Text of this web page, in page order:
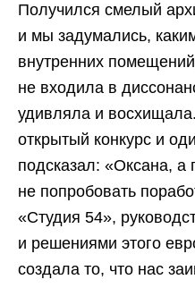
Получился смелый
и мы задумались,
внутренних
не входила в
удивляла и
открытый конкурс и
подсказал: «Оксана, а
не попробовать
«Студия 54»,
и решениями этого
создала то, что нас